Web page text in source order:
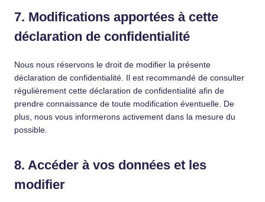
7. Modifications apportées à cette
déclaration de confidentialité
Nous nous réservons le droit de modifier la présente
déclaration de confidentialité. Il est recommandé de consulter
régulièrement cette déclaration de confidentialité afin de
prendre connaissance de toute modification éventuelle. De
plus, nous vous informerons activement dans la mesure du
possible.
8. Accéder à vos données et les
modifier